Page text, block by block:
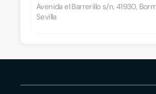
Avenida el Barrerillo s/n, 41930,
Sevilla